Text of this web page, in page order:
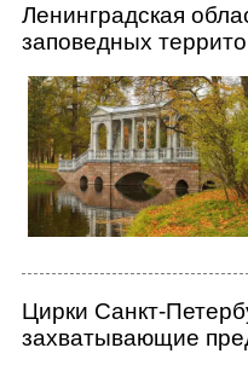
Ленинградская
заповедных
Цирки Санкт-
захватывающие